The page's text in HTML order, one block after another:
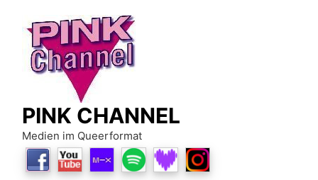
content
PINK CHANNEL
Medien im Queerformat